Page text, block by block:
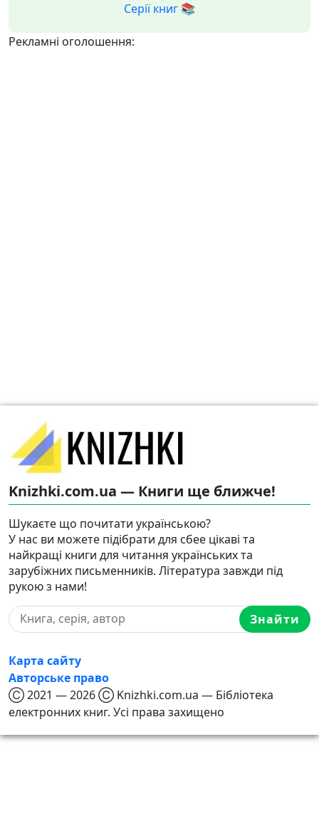
Серії книг 📚
Рекламні оголошення:
Knizhki.com.ua — Книги ще ближче!
Шукаєте що почитати українською?
У нас ви можете підібрати для сбее цікаві та
найкращі книги для читання українських та
зарубіжних письменників. Література завжди під
рукою з нами!
Знайти
Карта сайту
Авторське право
Ⓒ 2021 — 2026 Ⓒ Knizhki.com.ua — Бібліотека
електронних книг. Усі права захищено